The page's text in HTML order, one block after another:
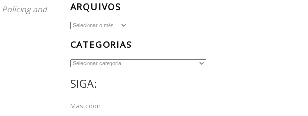
temores
Policing and
ARQUIVOS
Arquivos
CATEGORIAS
Categorias
SIGA:
Mastodon